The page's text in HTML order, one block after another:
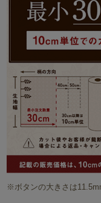
※ボタンの大きさは